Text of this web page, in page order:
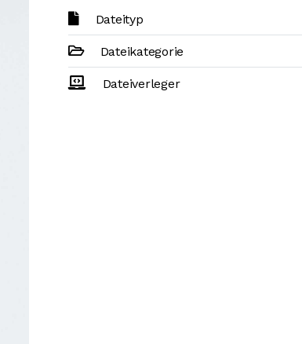
Dateityp
Dateikategorie
Dateiverleger